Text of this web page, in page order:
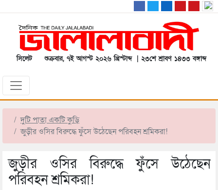
সিলেট শুক্রবার, ৭ই আগস্ট ২০২৬ খ্রিস্টাব্দ | ২৩শে শ্রাবণ ১৪৩৩ বঙ্গাব্দ
দুটি পাতা একটি কুড়ি
জুড়ীর ওসির বিরুদ্ধে ফুঁসে উঠেছেন পরিবহন শ্রমিকরা!
জুড়ীর ওসির বিরুদ্ধে ফুঁসে উঠেছেন
পরিবহন শ্রমিকরা!